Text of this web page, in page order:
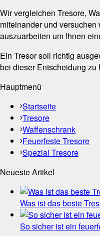
Wir vergleichen Tresore,
miteinander und
auszuarbeiten um Ihnen
Ein Tresor soll richtig
bei dieser Entscheidung zu
Hauptmenü
Startseite
Tresore
Waffenschrank
Feuerfeste Tresore
Spezial Tresore
Neueste Artikel
Was ist das beste
So sicher ist ein